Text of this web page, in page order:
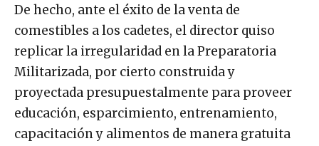
De hecho, ante el éxito de la venta de
comestibles a los cadetes, el director quiso
replicar la irregularidad en la Preparatoria
Militarizada, por cierto construida y
proyectada presupuestalmente para proveer
educación, esparcimiento, entrenamiento,
capacitación y alimentos de manera gratuita